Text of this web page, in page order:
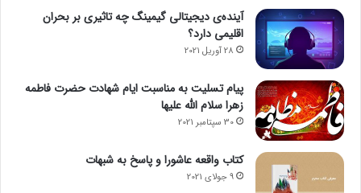
منبع:Motor۱
۳۲۲
آینده‌ی دیجیتالی گیمینگ چه تاثیری بر بحران
اقلیمی دارد؟
28 آوریل 2021
پیام تسلیت به مناسبت ایام شهادت حضرت فاطمه
زهرا سلام الله علیها
30 سپتامبر 2021
کتاب واقعه عاشورا و پاسخ به شبهات
9 جولای 2021